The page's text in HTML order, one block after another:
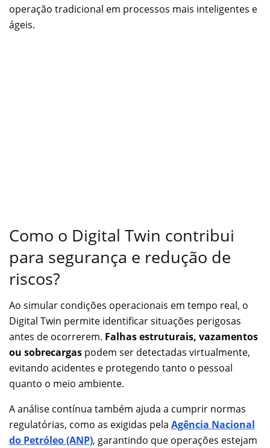
operação tradicional em processos mais inteligentes e
ágeis.
Como o Digital Twin contribui
para segurança e redução de
riscos?
Ao simular condições operacionais em tempo real, o
Digital Twin permite identificar situações perigosas
antes de ocorrerem. Falhas estruturais, vazamentos
ou sobrecargas podem ser detectadas virtualmente,
evitando acidentes e protegendo tanto o pessoal
quanto o meio ambiente.
A análise contínua também ajuda a cumprir normas
regulatórias, como as exigidas pela Agência Nacional
do Petróleo (ANP), garantindo que operações estejam